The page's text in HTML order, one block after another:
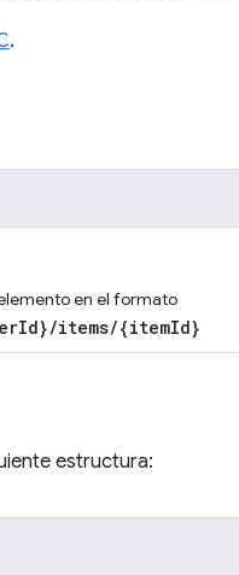
.
en el formato
items/{itemId}
estructura: